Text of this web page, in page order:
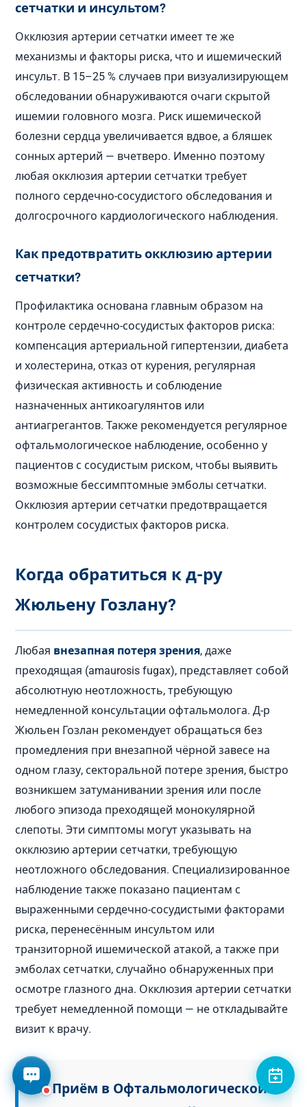
сетчатки и инсультом?
Окклюзия артерии сетчатки имеет те же
механизмы и факторы риска, что и ишемический
инсульт. В 15–25 % случаев при визуализирующем
обследовании обнаруживаются очаги скрытой
ишемии головного мозга. Риск ишемической
болезни сердца увеличивается вдвое, а бляшек
сонных артерий — вчетверо. Именно поэтому
любая окклюзия артерии сетчатки требует
полного сердечно-сосудистого обследования и
долгосрочного кардиологического наблюдения.
Как предотвратить окклюзию артерии
сетчатки?
Профилактика основана главным образом на
контроле сердечно-сосудистых факторов риска:
компенсация артериальной гипертензии, диабета
и холестерина, отказ от курения, регулярная
физическая активность и соблюдение
назначенных антикоагулянтов или
антиагрегантов. Также рекомендуется регулярное
офтальмологическое наблюдение, особенно у
пациентов с сосудистым риском, чтобы выявить
возможные бессимптомные эмболы сетчатки.
Окклюзия артерии сетчатки предотвращается
контролем сосудистых факторов риска.
Когда обратиться к д-ру
Жюльену Гозлану?
Любая внезапная потеря зрения, даже
преходящая (amaurosis fugax), представляет собой
абсолютную неотложность, требующую
немедленной консультации офтальмолога. Д-р
Жюльен Гозлан рекомендует обращаться без
промедления при внезапной чёрной завесе на
одном глазу, секторальной потере зрения, быстро
возникшем затуманивании зрения или после
любого эпизода преходящей монокулярной
слепоты. Эти симптомы могут указывать на
окклюзию артерии сетчатки, требующую
неотложного обследования. Специализированное
наблюдение также показано пациентам с
выраженными сердечно-сосудистыми факторами
риска, перенесённым инсультом или
транзиторной ишемической атакой, а также при
эмболах сетчатки, случайно обнаруженных при
осмотре глазного дна. Окклюзия артерии сетчатки
требует немедленной помощи — не откладывайте
визит к врачу.
📍 Приём в Офтальмологической